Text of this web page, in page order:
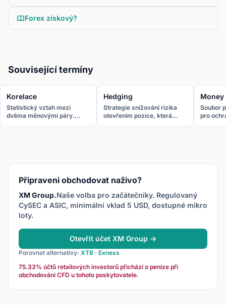
Forex ziskový?
Související termíny
Korelace
Statistický vztah mezi
dvěma měnovými páry.
Hedging
Strategie snižování rizika
otevřením pozice, která
Money
Soubor
pro
Připraveni obchodovat naživo?
XM Group.Naše volba pro začátečníky. Regulovaný
CySEC a ASIC, minimální vklad 5 USD, dostupné mikro
loty.
Otevřít účet XM Group →
Porovnat alternativy: XTB · Exness
75.33% účtů retailových investorů přichází o peníze při
obchodování CFD u tohoto poskytovatele.